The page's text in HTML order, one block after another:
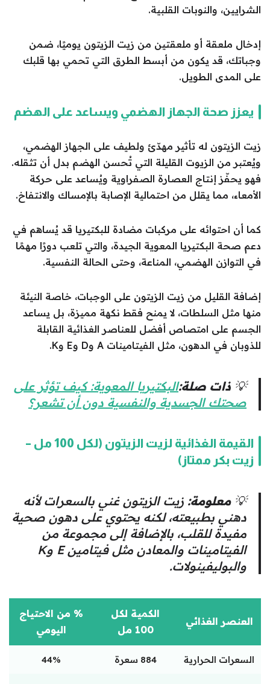
الشرايين، والنوبات القلبية.
إدخال ملعقة أو ملعقتين من زيت الزيتون يوميًا، ضمن
وجباتك، قد يكون من أبسط الطرق التي تحمي بها قلبك
على المدى الطويل.
يعزز صحة الجهاز الهضمي ويساعد على الهضم
زيت الزيتون له تأثير مهدّئ ولطيف على الجهاز الهضمي،
ويُعتبر من الزيوت القليلة التي تُحسن الهضم بدل أن تثقله.
فهو يحفّز إنتاج العصارة الصفراوية ويُساعد على حركة
الأمعاء، مما يقلل من احتمالية الإصابة بالإمساك والانتفاخ.
كما أن احتوائه على مركبات مضادة للبكتيريا قد يُساهم في
دعم صحة البكتيريا المعوية الجيدة، والتي تلعب دورًا مهمًا
في التوازن الهضمي، المناعة، وحتى الحالة النفسية.
إضافة القليل من زيت الزيتون على الوجبات، خاصة النيئة
منها مثل السلطات، لا يمنح فقط نكهة مميزة، بل يساعد
الجسم على امتصاص أفضل للعناصر الغذائية القابلة
للذوبان في الدهون، مثل الفيتامينات A وD وE وK.
💡 ذات صلة:البكتيريا المعوية: كيف تؤثر على
صحتك الجسدية والنفسية دون أن تشعر؟
القيمة الغذائية لزيت الزيتون (لكل 100 مل –
زيت بكر ممتاز)
💡معلومة: زيت الزيتون غني بالسعرات لأنه
دهني بطبيعته، لكنه يحتوي على دهون صحية
مفيدة للقلب، بالإضافة إلى مجموعة من
الفيتامينات والمعادن مثل فيتامين E وK
والبوليفينولات.
العنصر الغذائي
الكمية لكل
100 مل
% من الاحتياج
اليومي
السعرات الحرارية 884 سعرة 44%